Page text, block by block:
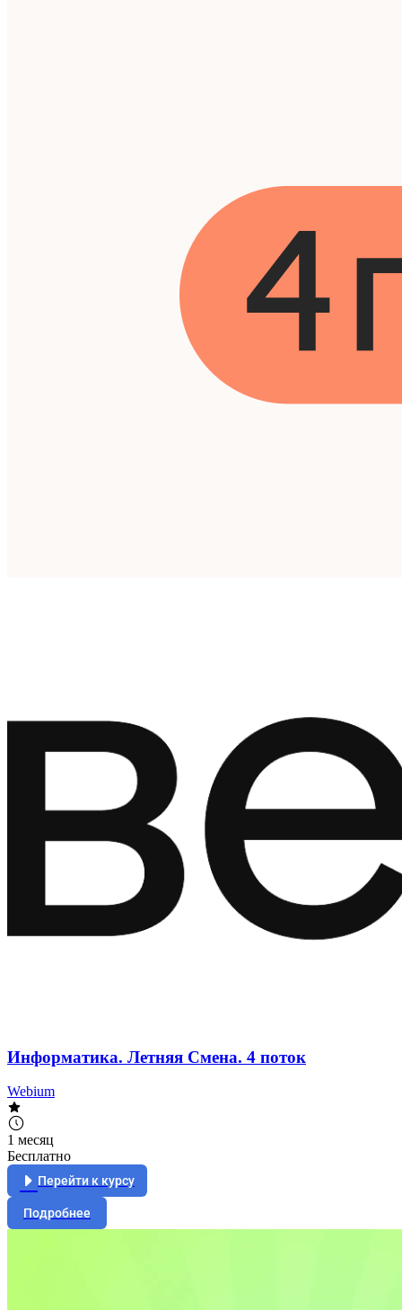
Информатика. Летняя Смена. 4 поток
Webium
1 месяц
Бесплатно
Перейти к курсу
Подробнее